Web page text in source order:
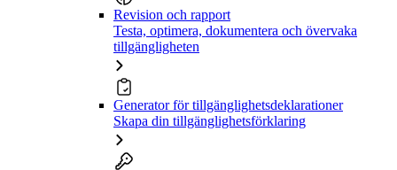
Revision och rapport
Testa, optimera, dokumentera och övervaka
tillgängligheten
Generator för tillgänglighetsdeklarationer
Skapa din tillgänglighetsförklaring